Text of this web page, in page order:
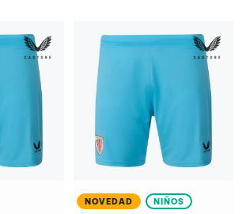
NOVEDAD NIÑOS